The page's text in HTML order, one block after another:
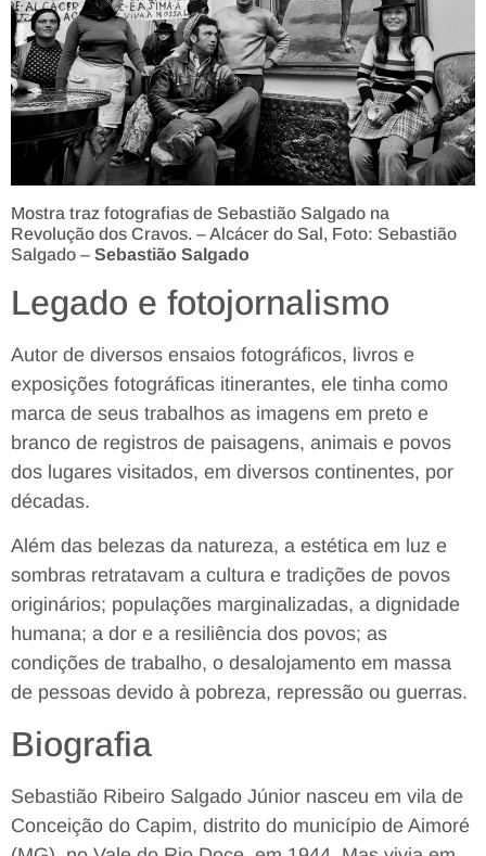
Mostra traz fotografias de Sebastião Salgado na
Revolução dos Cravos. – Alcácer do Sal, Foto: Sebastião
Salgado – Sebastião Salgado
Legado e fotojornalismo
Autor de diversos ensaios fotográficos, livros e
exposições fotográficas itinerantes, ele tinha como
marca de seus trabalhos as imagens em preto e
branco de registros de paisagens, animais e povos
dos lugares visitados, em diversos continentes, por
décadas.
Além das belezas da natureza, a estética em luz e
sombras retratavam a cultura e tradições de povos
originários; populações marginalizadas, a dignidade
humana; a dor e a resiliência dos povos; as
condições de trabalho, o desalojamento em massa
de pessoas devido à pobreza, repressão ou guerras.
Biografia
Sebastião Ribeiro Salgado Júnior nasceu em vila de
Conceição do Capim, distrito do município de Aimoré